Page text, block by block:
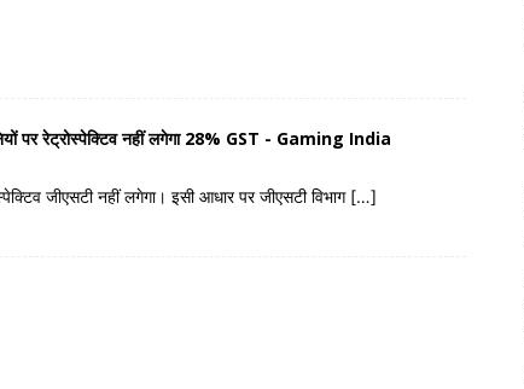
पर रेट्रोस्पेक्टिव नहीं लगेगा 28% GST - Gaming India
जीएसटी नहीं लगेगा। इसी आधार पर जीएसटी विभाग […]